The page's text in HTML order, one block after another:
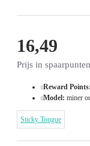
16,49
Prijs in
Reward Points:
Model: miner
Sticky Tongue